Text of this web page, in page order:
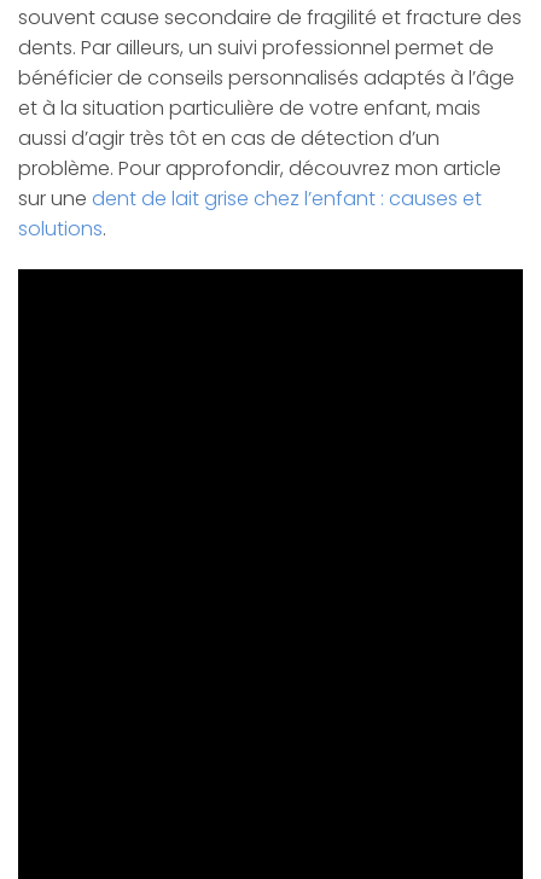
souvent cause secondaire de fragilité et fracture des
dents. Par ailleurs, un suivi professionnel permet de
bénéficier de conseils personnalisés adaptés à l’âge
et à la situation particulière de votre enfant, mais
aussi d’agir très tôt en cas de détection d’un
problème. Pour approfondir, découvrez mon article
sur une dent de lait grise chez l’enfant : causes et
solutions.